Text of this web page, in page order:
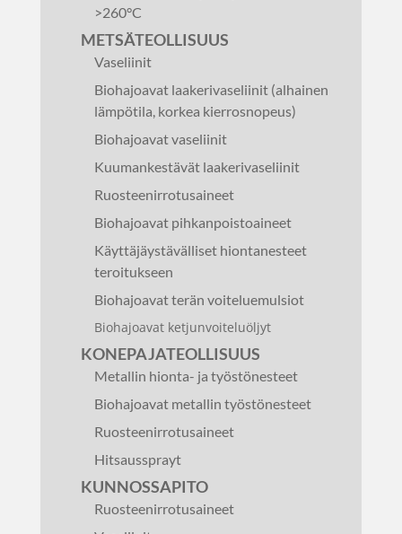
>260°C
METSÄTEOLLISUUS
Vaseliinit
Biohajoavat laakerivaseliinit (alhainen
lämpötila, korkea kierrosnopeus)
Biohajoavat vaseliinit
Kuumankestävät laakerivaseliinit
Ruosteenirrotusaineet
Biohajoavat pihkanpoistoaineet
Käyttäjäystävälliset hiontanesteet
teroitukseen
Biohajoavat terän voiteluemulsiot
Biohajoavat ketjunvoiteluöljyt
KONEPAJATEOLLISUUS
Metallin hionta- ja työstönesteet
Biohajoavat metallin työstönesteet
Ruosteenirrotusaineet
Hitsaussprayt
KUNNOSSAPITO
Ruosteenirrotusaineet